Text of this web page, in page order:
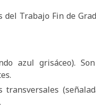
Trabajo Fin de
azul grisáceo).
transversales